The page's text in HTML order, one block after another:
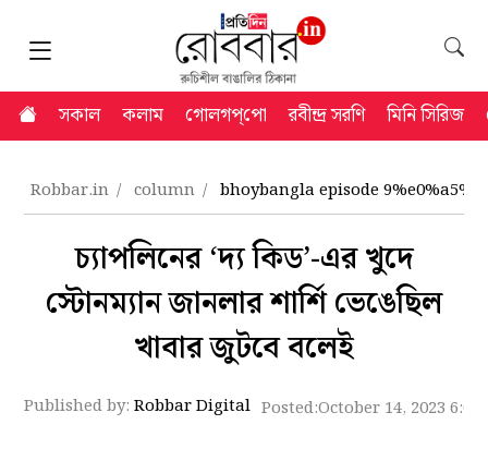
সকাল কলাম গোলগপ্‌পো রবীন্দ্র সরণি মিনি সিরিজ
Robbar.in column bhoybangla episode
চ্যাপলিনের ‘দ্য কিড’-এর খুদে
স্টোনম্যান জানলার শার্শি ভেঙেছিল
খাবার জুটবে বলেই
Published by:Robbar Digital Posted:October 14, 2023